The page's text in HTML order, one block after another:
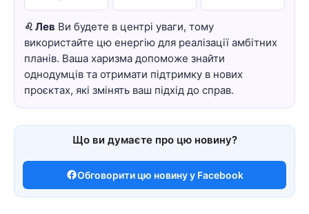
♌ Лев Ви будете в центрі уваги, тому
використайте цю енергію для реалізації амбітних
планів. Ваша харизма допоможе знайти
однодумців та отримати підтримку в нових
проєктах, які змінять ваш підхід до справ.
Що ви думаєте про цю новину?
Обговорити цю новину у Facebook